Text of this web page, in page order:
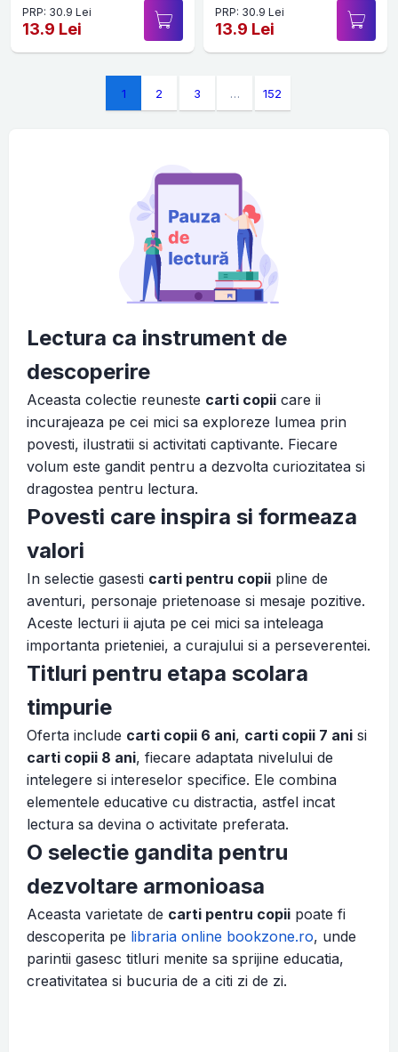
PRP: 30.9 Lei
13.9 Lei
PRP: 30.9 Lei
13.9 Lei
1 2 3 … 152
Lectura ca instrument de
descoperire
Aceasta colectie reuneste carti copii care ii
incurajeaza pe cei mici sa exploreze lumea prin
povesti, ilustratii si activitati captivante. Fiecare
volum este gandit pentru a dezvolta curiozitatea si
dragostea pentru lectura.
Povesti care inspira si formeaza
valori
In selectie gasesti carti pentru copii pline de
aventuri, personaje prietenoase si mesaje pozitive.
Aceste lecturi ii ajuta pe cei mici sa inteleaga
importanta prieteniei, a curajului si a perseverentei.
Titluri pentru etapa scolara
timpurie
Oferta include carti copii 6 ani, carti copii 7 ani si
carti copii 8 ani, fiecare adaptata nivelului de
intelegere si intereselor specifice. Ele combina
elementele educative cu distractia, astfel incat
lectura sa devina o activitate preferata.
O selectie gandita pentru
dezvoltare armonioasa
Aceasta varietate de carti pentru copii poate fi
descoperita pe libraria online bookzone.ro, unde
parintii gasesc titluri menite sa sprijine educatia,
creativitatea si bucuria de a citi zi de zi.